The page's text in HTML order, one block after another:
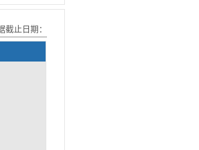
截止日期：